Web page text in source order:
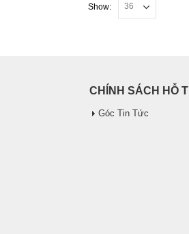
Show:
CHÍNH SÁCH HỖ
Góc Tin Tức